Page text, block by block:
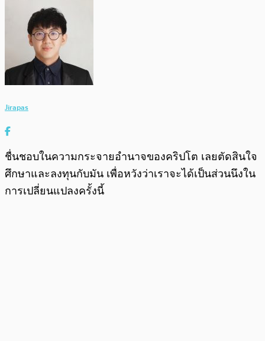
Jirapas
ชื่นชอบในความกระจายอำนาจของคริปโต เลยตัดสินใจ
ศึกษาและลงทุนกับมัน เพื่อหวังว่าเราจะได้เป็นส่วนนึงใน
การเปลี่ยนแปลงครั้งนี้